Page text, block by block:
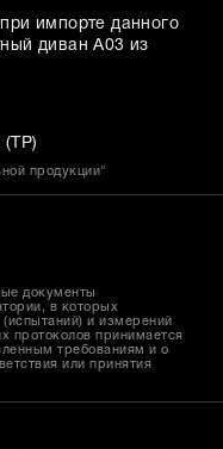
импорте данного
диван A03 из
(ТР)
продукции"
документы
в которых
и измерений
протоколов принимается
требованиям и о
или принятия